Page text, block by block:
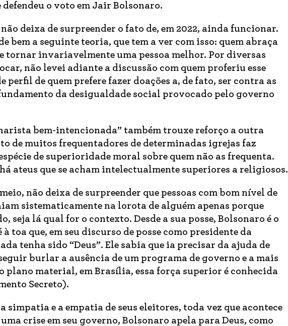
defendeu o voto em Jair Bolsonaro.
deixa de surpreender o fato de, em 2022, ainda funcionar.
bem a seguinte teoria, que tem a ver com isso: quem abraça
tornar invariavelmente uma pessoa melhor. Por diversas
não levei adiante a discussão com quem proferiu esse
perfil de quem prefere fazer doações a, de fato, ser contra as
da desigualdade social provocado pelo governo
bem-intencionada” também trouxe reforço a outra
de muitos frequentadores de determinadas igrejas faz
de superioridade moral sobre quem não as frequenta.
ateus que se acham intelectualmente superiores a religiosos.
não deixa de surpreender que pessoas com bom nível de
sistematicamente na lorota de alguém apenas porque
seja lá qual for o contexto. Desde a sua posse, Bolsonaro é o
toa que, em seu discurso de posse como presidente da
tenha sido “Deus”. Ele sabia que ia precisar da ajuda de
burlar a ausência de um programa de governo e a mais
plano material, em Brasília, essa força superior é conhecida
Secreto).
simpatia e a empatia de seus eleitores, toda vez que acontece
crise em seu governo, Bolsonaro apela para Deus, como